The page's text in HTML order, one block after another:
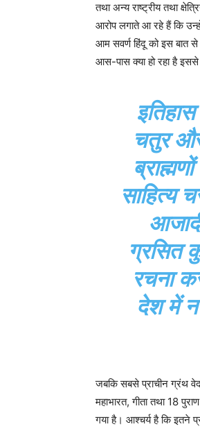
तथा अन्य राष्ट्रीय तथा
आरोप लगाते आ रहे हैं कि
आम सवर्ण हिंदू को इस बात
आस-पास क्या हो रहा है
चतुर और
साहित्य
ग्रसित
रचना
देश में न
जबकि सबसे प्राचीन ग्रंथ
महाभारत, गीता तथा 18
गया है। आश्चर्य है कि इतने